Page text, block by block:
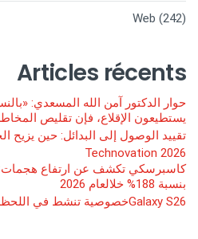
Web (242)
Articles récents
حوار الدكتور آمن الله المسعدي:
يستطيعون الإقلاع، فإن تقليص
تقييد الوصول إلى البدائل: حين يزيح
Technovation 2026
بنسبة 188% خلالعام 2026
Galaxy S26خصوصية تنشط في اللحظة المناسبة